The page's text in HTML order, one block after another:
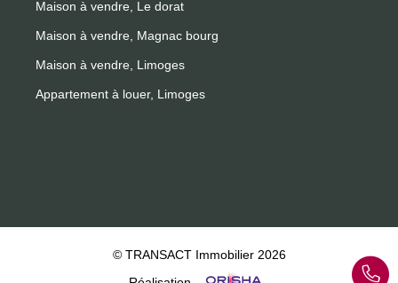
Maison à vendre, Le dorat
Maison à vendre, Magnac bourg
Maison à vendre, Limoges
Appartement à louer, Limoges
© TRANSACT Immobilier 2026